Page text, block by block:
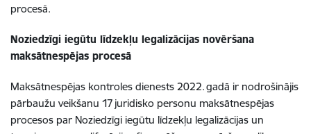
procesā.
Noziedzīgi iegūtu līdzekļu legalizācijas novēršana
maksātnespējas procesā
Maksātnespējas kontroles dienests 2022. gadā ir nodrošinājis
pārbaužu veikšanu 17 juridisko personu maksātnespējas
procesos par Noziedzīgi iegūtu līdzekļu legalizācijas un